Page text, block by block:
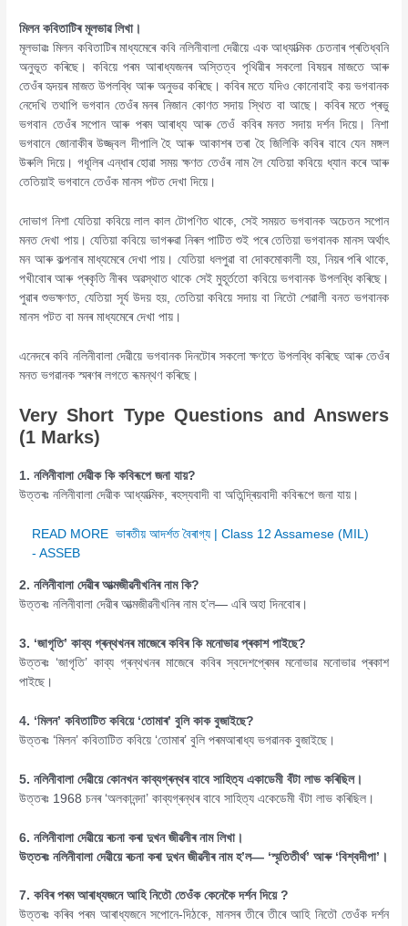
মিলন কবিতাটিৰ মূলভাৱ লিখা।
মূলভাৱঃ মিলন কবিতাটিৰ মাধ্যমেৰে কবি নলিনীবালা দেৱীয়ে এক আধ্যাত্মিক চেতনাৰ প্ৰতিধ্বনি
অনুভূত কৰিছে। কবিয়ে পৰম আৰাধ্যজনৰ অস্তিত্ব পৃথিৱীৰ সকলো বিষয়ৰ মাজতে আৰু
তেওঁৰ হৃদয়ৰ মাজত উপলব্ধি আৰু অনুভৱ কৰিছে। কবিৰ মতে যদিও কোনোবাই কয় ভগবানক
নেদেখি তথাপি ভগবান তেওঁৰ মনৰ নিজান কোণত সদায় স্থিত বা আছে। কবিৰ মতে প্ৰভু
ভগবান তেওঁৰ সপোন আৰু পৰম আৰাধ্য আৰু তেওঁ কবিৰ মনত সদায় দৰ্শন দিয়ে। নিশা
ভগবানে জোনাকীৰ উজ্জ্বল দীপালি হৈ আৰু আকাশৰ তৰা হৈ জিলিকি কবিৰ বাবে যেন মঙ্গল
উৰুলি দিয়ে। গধূলিৰ এন্ধাৰ হোৱা সময় ক্ষণত তেওঁৰ নাম লৈ যেতিয়া কবিয়ে ধ্যান কৰে আৰু
তেতিয়াই ভগবানে তেওঁক মানস পটত দেখা দিয়ে।
দোভাগ নিশা যেতিয়া কবিয়ে লাল কাল টোপণিত থাকে, সেই সময়ত ভগবানক অচেতন সপোন
মনত দেখা পায়। যেতিয়া কবিয়ে ভাগৰুৱা নিৰল পাটিত শুই পৰে তেতিয়া ভগবানক মানস অৰ্থাৎ
মন আৰু কল্পনাৰ মাধ্যমেৰে দেখা পায়। যেতিয়া ধলপুৱা বা দোকমোকালী হয়, নিয়ৰ পৰি থাকে,
পখীবোৰ আৰু প্ৰকৃতি নীৰব অৱস্থাত থাকে সেই মুহূৰ্ততো কবিয়ে ভগবানক উপলব্ধি কৰিছে।
পুৱাৰ শুভক্ষণত, যেতিয়া সূৰ্য উদয় হয়, তেতিয়া কবিয়ে সদায় বা নিতৌ শেৱালী বনত ভগবানক
মানস পটত বা মনৰ মাধ্যমেৰে দেখা পায়।
এনেদৰে কবি নলিনীবালা দেৱীয়ে ভগবানক দিনটোৰ সকলো ক্ষণতে উপলব্ধি কৰিছে আৰু তেওঁৰ
মনত ভগৱানক স্মৰণৰ লগতেৰূমন্থণ কৰিছে।
Very Short Type Questions and Answers
(1 Marks)
1. নলিনীবালা দেৱীক কি কবিৰূপে জনা যায়?
উত্তৰঃ নলিনীবালা দেৱীক আধ্যাত্মিক, ৰহস্যবাদী বা অতিন্দ্ৰিয়বাদী কবিৰূপে জনা যায়।
READ MORE ভাৰতীয় আদৰ্শত বৈৰাগ্য | Class 12 Assamese (MIL)
- ASSEB
2. নলিনীবালা দেৱীৰ আত্মজীৱনীখনিৰ নাম কি?
উত্তৰঃ নলিনীবালা দেৱীৰ আত্মজীৱনীখনিৰ নাম হ’ল— এৰি অহা দিনবোৰ।
3. ‘জাগৃতি’ কাব্য গ্ৰন্থখনৰ মাজেৰে কবিৰ কি মনোভাৱ প্ৰকাশ পাইছে?
উত্তৰঃ ‘জাগৃতি’ কাব্য গ্ৰন্থখনৰ মাজেৰে কবিৰ স্বদেশপ্ৰেমৰ মনোভাৱ মনোভাৱ প্ৰকাশ
পাইছে।
4. ‘মিলন’ কবিতাটিত কবিয়ে ‘তোমাৰ’ বুলি কাক বুজাইছে?
উত্তৰঃ ‘মিলন’ কবিতাটিত কবিয়ে ‘তোমাৰ’ বুলি পৰমআৰাধ্য ভগৱানক বুজাইছে।
5. নলিনীবালা দেৱীয়ে কোনখন কাব্যগ্ৰন্থৰ বাবে সাহিত্য একাডেমী বঁটা লাভ কৰিছিল।
উত্তৰঃ 1968 চনৰ ‘অলকানন্দা’ কাব্যগ্ৰন্থৰ বাবে সাহিত্য একেডেমী বঁটা লাভ কৰিছিল।
6. নলিনীবালা দেৱীয়ে ৰচনা কৰা দুখন জীৱনীৰ নাম লিখা।
উত্তৰঃ নলিনীবালা দেৱীয়ে ৰচনা কৰা দুখন জীৱনীৰ নাম হ’ল— ‘স্মৃতিতীৰ্থ’ আৰু ‘বিশ্বদীপা’।
7. কবিৰ পৰম আৰাধ্যজনে আহি নিতৌ তেওঁক কেনেকৈ দৰ্শন দিয়ে ?
উত্তৰঃ কৰিব পৰম আৰাধ্যজনে সপোনে-দিঠকে, মানসৰ তীৰে তীৰে আহি নিতৌ তেওঁক দৰ্শন